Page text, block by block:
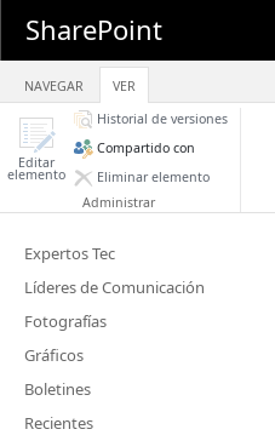
SharePoint
NAVEGAR VER
Editar
elemento
Historial de versiones
Compartido con
Eliminar elemento
Administrar
Expertos Tec
Líderes de Comunicación
Fotografías
Gráficos
Boletines
Recientes